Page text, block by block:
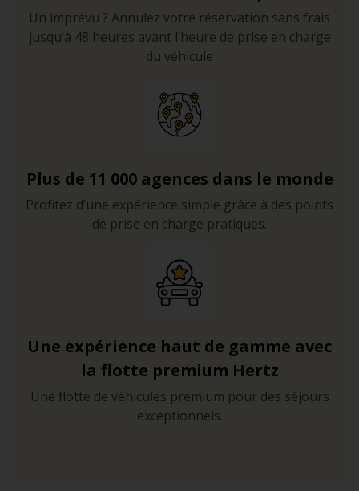
romantique aux amoureux, avec restaurant et coucher
de soleil, le parking situé juste à côté la rend
parfaitement accessible en voiture de location.
– La crique appartient à une réserve
naturelle qui a permis de préserver son authenticité et
sa beauté naturelle. Elle est également bien abritée
les enfants.
Portinatx– Le trio de plages de sable blanc du nord de
l’île est encadré par de superbes espaces forestiers qui
Un imprévu ? Annulez votre réservation sans frais
jusqu’à 48 heures avant l’heure de prise en charge
du véhicule
Plus de 11 000 agences dans le monde
Profitez d’une expérience simple grâce à des points
de prise en charge pratiques.
Une expérience haut de gamme avec
la flotte premium Hertz
Une flotte de véhicules premium pour des séjours
exceptionnels.